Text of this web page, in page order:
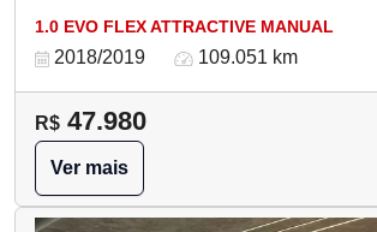
1.0 EVO FLEX ATTRACTIVE MANUAL
2018/2019 109.051 km
R$ 47.980
Ver mais